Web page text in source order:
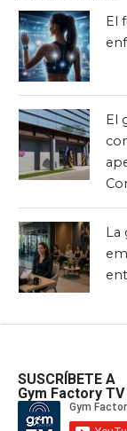
El
El
La
SUSCRÍBETE A
Gym Factory TV